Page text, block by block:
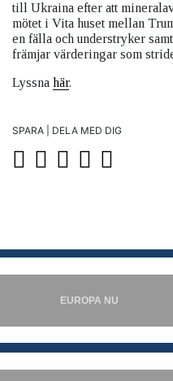
till Ukraina efter att
mötet i Vita huset mellan
en fälla och understryker
främjar värderingar som
Lyssna här.
SPARA | DELA MED DIG
EUROPA NU